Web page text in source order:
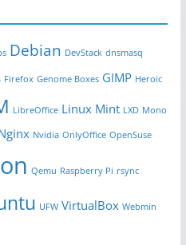
Debian DevStack dnsmasq
Firefox Genome Boxes GIMP Heroic
LibreOffice Linux Mint LXD Mono
Nvidia OnlyOffice OpenSuse
Qemu Raspberry Pi rsync
UFW VirtualBox Webmin